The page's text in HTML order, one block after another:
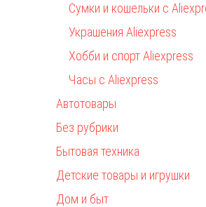
Сумки и кошельки с
Украшения Aliexpress
Хобби и спорт Aliexpress
Часы с Aliexpress
Автотовары
Без рубрики
Бытовая техника
Детские товары и игрушки
Дом и быт